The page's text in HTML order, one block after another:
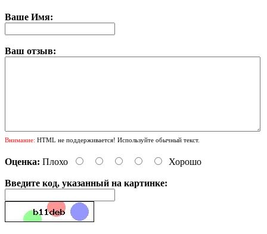
Ваше Имя:
Ваш отзыв:
Внимание: HTML не поддерживается! Используйте обычный текст.
Оценка: Плохо Хорошо
Введите код, указанный на картинке: